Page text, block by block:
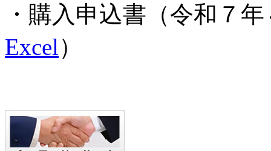
・購入申込書（令和７
Excel）